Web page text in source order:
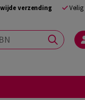
verzending